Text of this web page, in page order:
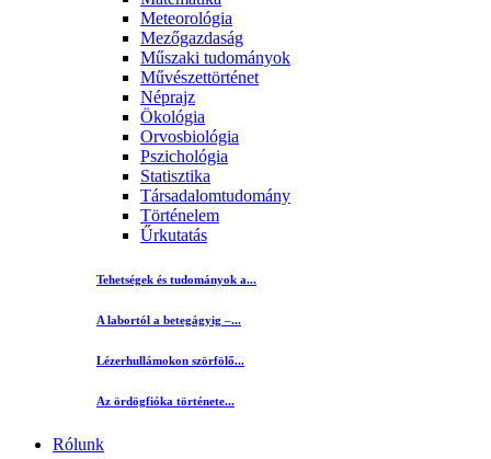
Meteorológia
Mezőgazdaság
Műszaki tudományok
Művészettörténet
Néprajz
Ökológia
Orvosbiológia
Pszichológia
Statisztika
Társadalomtudomány
Történelem
Űrkutatás
Tehetségek és tudományok a...
A labortól a betegágyig –...
Lézerhullámokon szörfölő...
Az ördögfióka története...
Rólunk